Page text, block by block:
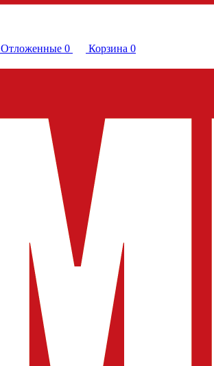
Отложенные 0 Корзина 0